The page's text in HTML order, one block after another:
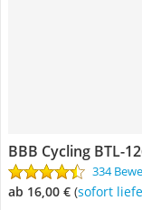
BBB Cycling BTL-
334
ab 16,00 € ( Sofort